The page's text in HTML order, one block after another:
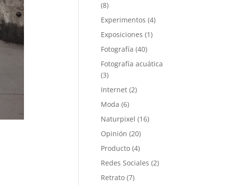
(8)
Experimentos (4)
Exposiciones (1)
Fotografía (40)
Fotografía acuática
(3)
Internet (2)
Moda (6)
Naturpixel (16)
Opinión (20)
Producto (4)
Redes Sociales (2)
Retrato (7)